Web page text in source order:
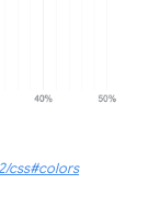
css#colors